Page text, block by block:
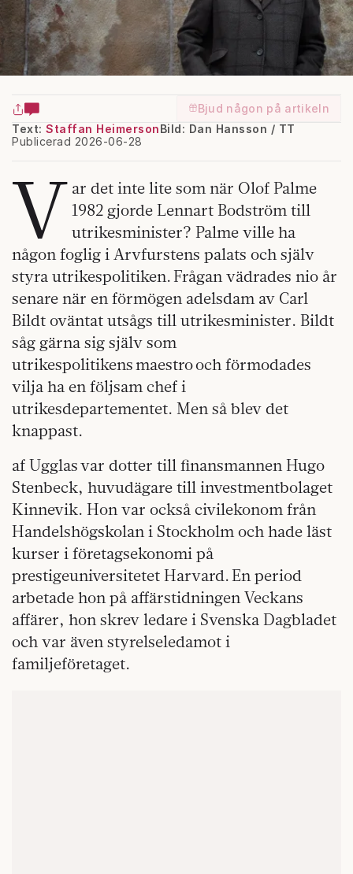
Bjud någon på artikeln
Text: Staffan Heimerson
Publicerad 2026-06-28
Bild: Dan Hansson / TT
V ar det inte lite som när Olof Palme
1982 gjorde Lennart Bodström till
utrikesminister? Palme ville ha
någon foglig i Arvfurstens palats och själv
styra utrikespolitiken. Frågan vädrades nio år
senare när en förmögen adelsdam av Carl
Bildt oväntat utsågs till utrikesminister. Bildt
såg gärna sig själv som
utrikespolitikens maestro och förmodades
vilja ha en följsam chef i
utrikesdepartementet. Men så blev det
knappast.
af Ugglas var dotter till finansmannen Hugo
Stenbeck, huvudägare till investmentbolaget
Kinnevik. Hon var också civilekonom från
Handelshögskolan i Stockholm och hade läst
kurser i företagsekonomi på
prestigeuniversitetet Harvard. En period
arbetade hon på affärstidningen Veckans
affärer, hon skrev ledare i Svenska Dagbladet
och var även styrelseledamot i
familjeföretaget.